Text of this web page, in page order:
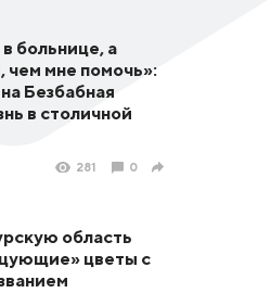
больнице, а
чем мне помочь»:
Безбабная
в столичной
281 0
область
цветы с